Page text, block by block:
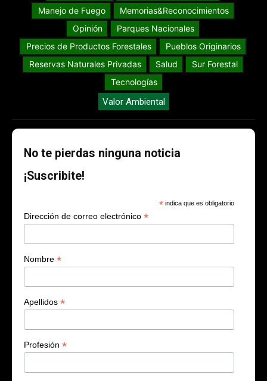
Costa Rica
Destacadas
Educación
Energías Renovables
Galería de videos
Guia Forestal
Institucionales
Legislación y proyectos
Manejo de Fuego
Memorias&Reconocimientos
Parques Nacionales
Precios de Productos Forestales
Pueblos Originarios
Reservas Naturales Privadas
Salud
Tecnologías
Valor Ambiental
No te pierdas ninguna noticia
¡Suscribite!
Dirección de correo electrónico*
Nombre*
Apellidos*